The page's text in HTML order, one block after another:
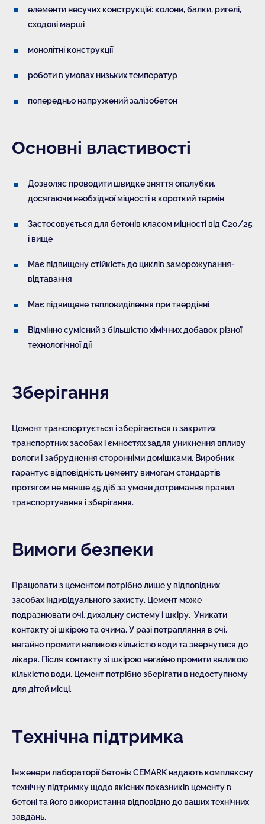
елементи несучих конструкцій: колони, балки, ригелі,
сходові марші
монолітні конструкції
роботи в умовах низьких температур
попередньо напружений залізобетон
Основні властивості
Дозволяє проводити швидке зняття опалубки,
досягаючи необхідної міцності в короткий термін
Застосовується для бетонів класом міцності від C20/25
і вище
Має підвищену стійкість до циклів заморожування-
відтавання
Має підвищене тепловиділення при твердінні
Відмінно сумісний з більшістю хімічних добавок різної
технологічної дії
Зберігання
Цемент транспортується і зберігається в закритих
транспортних засобах і ємностях задля уникнення впливу
вологи і забруднення сторонніми домішками. Виробник
гарантує відповідність цементу вимогам стандартів
протягом не менше 45 діб за умови дотримання правил
транспортування і зберігання.
Вимоги безпеки
Працювати з цементом потрібно лише у відповідних
засобах індивідуального захисту. Цемент може
подразнювати очі, дихальну систему і шкіру. Уникати
контакту зі шкірою та очима. У разі потрапляння в очі,
негайно промити великою кількістю води та звернутися до
лікаря. Після контакту зі шкірою негайно промити великою
кількістю води. Цемент потрібно зберігати в недоступному
для дітей місці.
Технічна підтримка
Інженери лабораторії бетонів CEMARK надають комплексну
технічну підтримку щодо якісних показників цементу в
бетоні та його використання відповідно до ваших технічних
завдань.